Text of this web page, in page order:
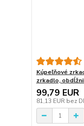
Kúpeľňové
zrkadlo,
99,79 EUR
81,13 EUR bez